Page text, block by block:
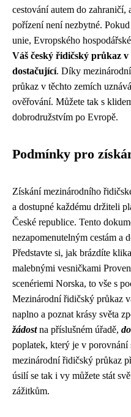
cestování autem do
pořízení není nezbytné.
unie, Evropského
Váš český řidičský průkaz v
dostačující. Díky
průkaz v těchto zemích
ověřování. Můžete tak s
dobrodružstvím po Evropě.
Podmínky pro
Získání mezinárodního
a dostupné každému držiteli
České republice. Tento
nezapomenutelným cestám a
Představte si, jak brázdíte
malebnými vesničkami
scenériemi Norska, to vše s
Mezinárodní řidičský průkaz
naplno a poznat krásy světa
žádostna příslušném úřadě,
poplatek, který je v porovnání
mezinárodní řidičský průkaz
úsilí se tak i vy můžete stát
zážitkům.